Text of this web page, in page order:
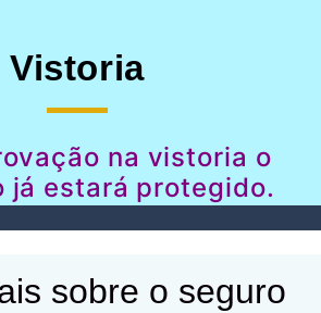
Vistoria
na vistoria o
já estará protegido.
sobre o seguro